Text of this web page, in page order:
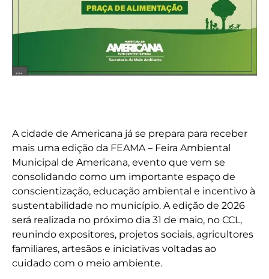
A cidade de Americana já se prepara para receber
mais uma edição da FEAMA – Feira Ambiental
Municipal de Americana, evento que vem se
consolidando como um importante espaço de
conscientização, educação ambiental e incentivo à
sustentabilidade no município. A edição de 2026
será realizada no próximo dia 31 de maio, no CCL,
reunindo expositores, projetos sociais, agricultores
familiares, artesãos e iniciativas voltadas ao
cuidado com o meio ambiente.